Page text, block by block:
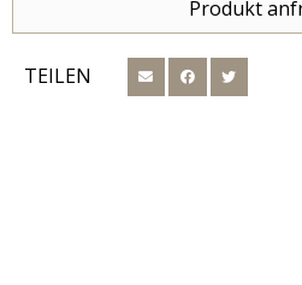
Produkt
TEILEN